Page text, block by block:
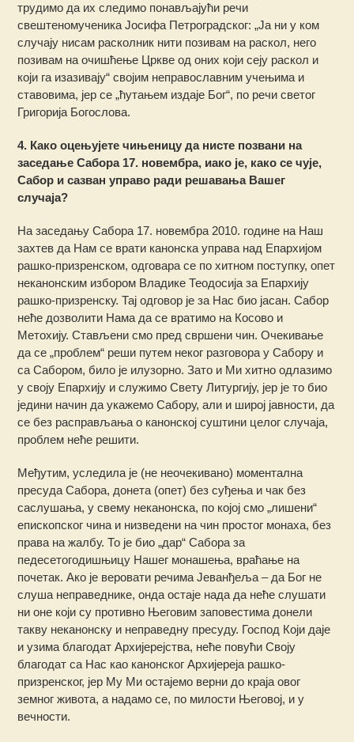
трудимо да их следимо понављајући речи
свештеномученика Јосифа Петроградског: „Ја ни у ком
случају нисам расколник нити позивам на раскол, него
позивам на очишћење Цркве од оних који сеју раскол и
који га изазивају“ својим неправославним учењима и
ставовима, јер се „ћутањем издаје Бог“, по речи светог
Григорија Богослова.
4. Како оцењујете чињеницу да нисте позвани на
заседање Сабора 17. новембра, иако је, како се чује,
Сабор и сазван управо ради решавања Вашег
случаја?
На заседању Сабора 17. новембра 2010. године на Наш
захтев да Нам се врати канонска управа над Епархијом
рашко-призренском, одговара се по хитном поступку, опет
неканонским избором Владике Теодосија за Епархију
рашко-призренску. Тај одговор је за Нас био јасан. Сабор
неће дозволити Нама да се вратимо на Косово и
Метохију. Стављени смо пред свршени чин. Очекивање
да се „проблем“ реши путем неког разговора у Сабору и
са Сабором, било је илузорно. Зато и Ми хитно одлазимо
у своју Епархију и служимо Свету Литургију, јер је то био
једини начин да укажемо Сабору, али и широј јавности, да
се без расправљања о канонској суштини целог случаја,
проблем неће решити.
Међутим, уследила је (не неочекивано) моментална
пресуда Сабора, донета (опет) без суђења и чак без
саслушања, у свему неканонска, по којој смо „лишени“
епископског чина и низведени на чин простог монаха, без
права на жалбу. То је био „дар“ Сабора за
педесетогодишњицу Нашег монашења, враћање на
почетак. Ако је веровати речима Јеванђеља – да Бог не
слуша неправеднике, онда остаје нада да неће слушати
ни оне који су противно Његовим заповестима донели
такву неканонску и неправедну пресуду. Господ Који даје
и узима благодат Архијерејства, неће повући Своју
благодат са Нас као канонског Архијереја рашко-
призренског, јер Му Ми остајемо верни до краја овог
земног живота, а надамо се, по милости Његовој, и у
вечности.